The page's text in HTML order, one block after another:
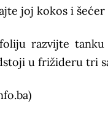
joj kokos i šećer
razvijte
u frižideru tri